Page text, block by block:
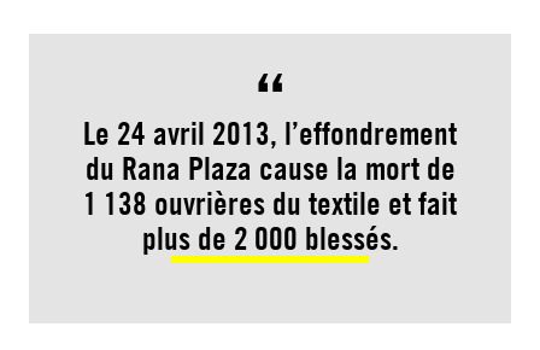
Le 24 avril 2013, l’effondrement
du Rana Plaza cause la mort de
1 138 ouvrières du textile et fait
plus de 2 000 blessés.